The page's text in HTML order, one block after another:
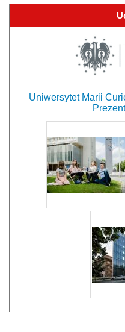
Uniwersytet Marii